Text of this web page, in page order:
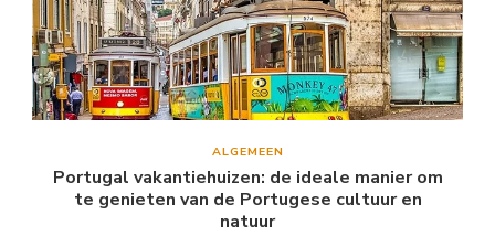
ALGEMEEN
Portugal vakantiehuizen: de ideale manier om
te genieten van de Portugese cultuur en
natuur